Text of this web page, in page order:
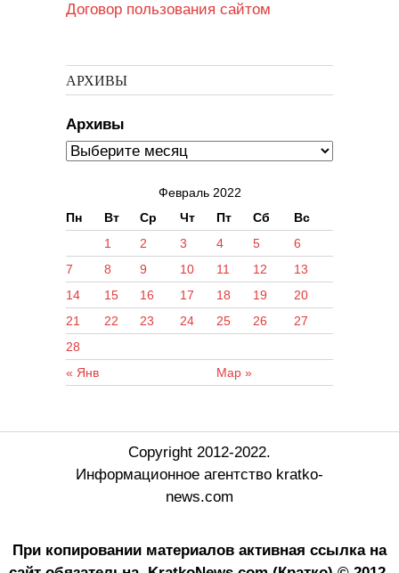
Договор пользования сайтом
АРХИВЫ
Архивы
Февраль 2022
Пн
Вт Ср Чт Пт Сб Вс
« Янв Мар »
1 2 3 4 5
6
7
8 9 10 11 12
13
14
15 16 17 18 19
20
21
22 23 24 25 26
27
28
Copyright 2012-2022.
Информационное агентство kratko-
news.com
При копировании материалов активная ссылка на